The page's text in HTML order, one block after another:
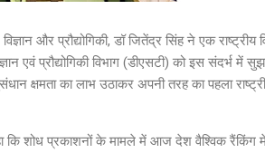
और प्रौद्योगिकी, डॉ जितेंद्र सिंह ने एक राष्ट्रीय
एवं प्रौद्योगिकी विभाग (डीएसटी) को इस संदर्भ में
क्षमता का लाभ उठाकर अपनी तरह का पहला राष्ट्रीय
कि शोध प्रकाशनों के मामले में आज देश वैश्विक रैंकिंग